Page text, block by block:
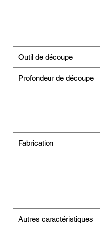
Outil de découpe
Profondeur de découpe
Fabrication
Autres caractéristiques